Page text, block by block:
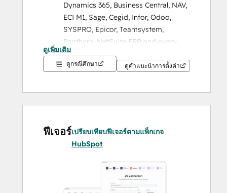
Dynamics 365, Business Central, NAV,
ECI M1, Sage, Cegid, Infor, Odoo,
SYSPRO, Epicor, Teamsystem,
Panthera, NetSuite ERP and every
on-prem ERPs and cloud ERPs that
support OData. Both one-way and
communication - for instance, find
out sleeping customers based on
amount and send out an email via
HubSpot with;
ดูเพิ่มเติม
ดูกรณีศึกษา ดูคำแนะนำการตั้งค่า
ฟีเจอร์เปรียบเทียบฟีเจอร์ตามแพ็กเกจ
HubSpot